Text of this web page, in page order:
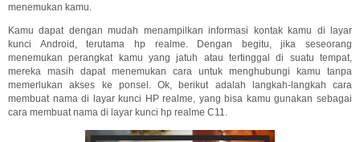
menemukan kamu.
Kamu dapat dengan mudah menampilkan informasi kontak kamu di layar
kunci Android, terutama hp realme. Dengan begitu, jika seseorang
menemukan perangkat kamu yang jatuh atau tertinggal di suatu tempat,
mereka masih dapat menemukan cara untuk menghubungi kamu tanpa
memerlukan akses ke ponsel. Ok, berikut adalah langkah-langkah cara
membuat nama di layar kunci HP realme, yang bisa kamu gunakan sebagai
cara membuat nama di layar kunci hp realme C11.